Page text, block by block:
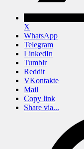
X
WhatsApp
Telegram
LinkedIn
Tumblr
Reddit
VKontakte
Mail
Copy link
Share via...